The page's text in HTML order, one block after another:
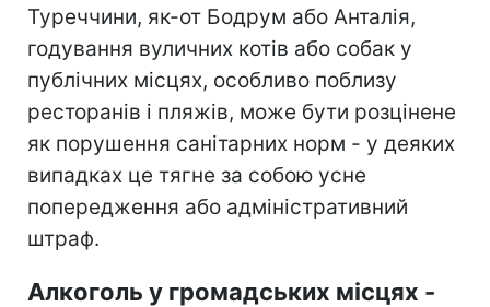
Туреччини, як-от Бодрум або Анталія,
годування вуличних котів або собак у
публічних місцях, особливо поблизу
ресторанів і пляжів, може бути розцінене
як порушення санітарних норм - у деяких
випадках це тягне за собою усне
попередження або адміністративний
штраф.
Алкоголь у громадських місцях -